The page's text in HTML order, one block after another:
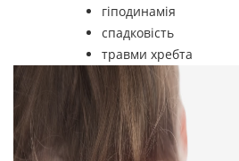
гіподинамія
спадковість
травми хребта